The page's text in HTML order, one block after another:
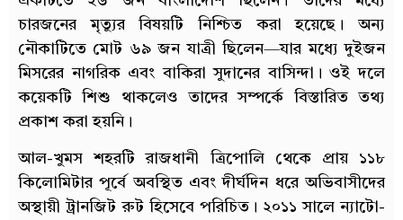
চারজনের মৃত্যুর বিষয়টি নিশ্চিত করা হয়েছে। অন্য
নৌকাটিতে মোট ৬৯ জন যাত্রী ছিলেন—যার মধ্যে দুইজন
মিসরের নাগরিক এবং বাকিরা সুদানের বাসিন্দা। ওই দলে
কয়েকটি শিশু থাকলেও তাদের সম্পর্কে বিস্তারিত তথ্য
প্রকাশ করা হয়নি।
আল-খুমস শহরটি রাজধানী ত্রিপোলি থেকে প্রায় ১১৮
কিলোমিটার পূর্বে অবস্থিত এবং দীর্ঘদিন ধরে অভিবাসীদের
অস্থায়ী ট্রানজিট রুট হিসেবে পরিচিত। ২০১১ সালে ন্যাটো-